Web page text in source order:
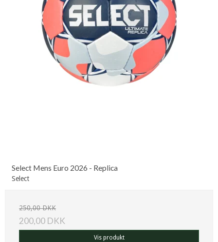
Select Mens Euro 2026 - Replica
Select
250,00 DKK
200,00 DKK
Vis produkt